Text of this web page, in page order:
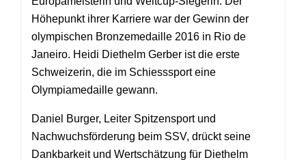
Höhepunkt ihrer Karriere war der Gewinn der
olympischen Bronzemedaille 2016 in Rio de
Janeiro. Heidi Diethelm Gerber ist die erste
Schweizerin, die im Schiesssport eine
Olympiamedaille gewann.
Daniel Burger, Leiter Spitzensport und
Nachwuchsförderung beim SSV, drückt seine
Dankbarkeit und Wertschätzung für Diethelm